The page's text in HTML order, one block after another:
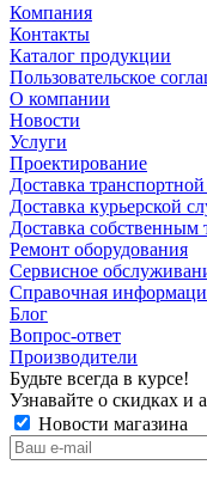
Компания
Контакты
Каталог продукции
Пользовательское
О компании
Новости
Услуги
Проектирование
Доставка
Доставка курьерской
Доставка собственным
Ремонт оборудования
Сервисное
Справочная
Блог
Вопрос-ответ
Производители
Будьте всегда в курсе!
Узнавайте о скидках и
Новости магазина